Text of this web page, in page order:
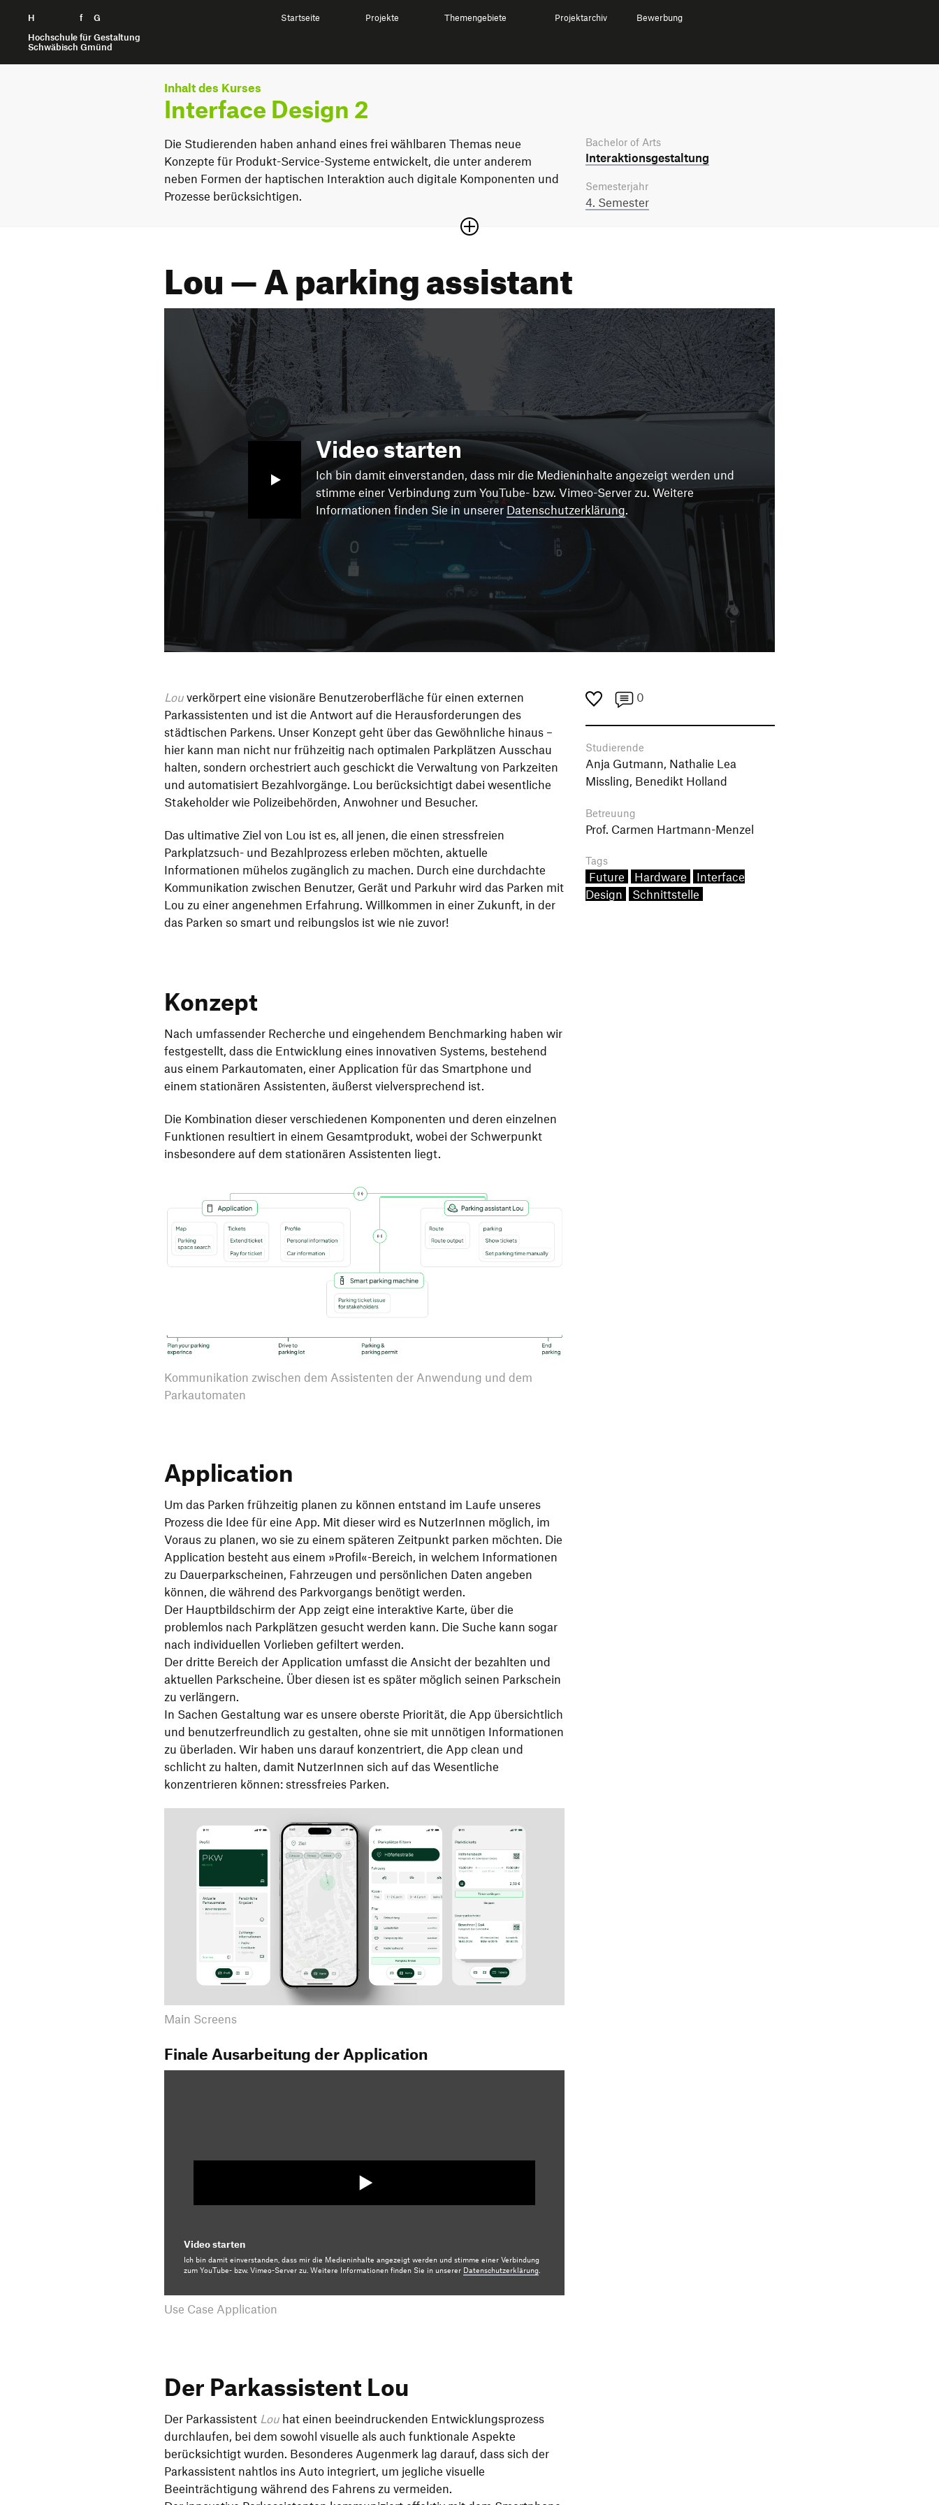
H f
G
Hochschule für Gestaltung
Schwäbisch Gmünd
Zum Seiteninhalt springen Startseite Projekte Themengebiete Projektarchiv Bewerbung
Inhalt des Kurses
Interface Design 2
Die Studierenden haben anhand eines frei wählbaren Themas neue
Konzepte für Produkt-Service-Systeme entwickelt, die unter anderem
neben Formen der haptischen Interaktion auch digitale Komponenten und
Prozesse berücksichtigen.
Bachelor of Arts
Interaktions­gestaltung
Semesterjahr
4. Semester
Lou — A parking assistant
Video starten
Ich bin damit einverstanden, dass mir die Medieninhalte angezeigt werden und
stimme einer Verbindung zum YouTube- bzw. Vimeo-Server zu. Weitere
Informationen finden Sie in unserer Datenschutzerklärung.
Lou verkörpert eine visionäre Benutzeroberfläche für einen externen
Parkassistenten und ist die Antwort auf die Herausforderungen des
städtischen Parkens. Unser Konzept geht über das Gewöhnliche hinaus –
hier kann man nicht nur frühzeitig nach optimalen Parkplätzen Ausschau
halten, sondern orchestriert auch geschickt die Verwaltung von Parkzeiten
und automatisiert Bezahlvorgänge. Lou berücksichtigt dabei wesentliche
Stakeholder wie Polizeibehörden, Anwohner und Besucher.
Das ultimative Ziel von Lou ist es, all jenen, die einen stressfreien
Parkplatzsuch- und Bezahlprozess erleben möchten, aktuelle
Informationen mühelos zugänglich zu machen. Durch eine durchdachte
Kommunikation zwischen Benutzer, Gerät und Parkuhr wird das Parken mit
Lou zu einer angenehmen Erfahrung. Willkommen in einer Zukunft, in der
das Parken so smart und reibungslos ist wie nie zuvor!
Konzept
Nach umfassender Recherche und eingehendem Benchmarking haben wir
festgestellt, dass die Entwicklung eines innovativen Systems, bestehend
aus einem Parkautomaten, einer Application für das Smartphone und
einem stationären Assistenten, äußerst vielversprechend ist.
Die Kombination dieser verschiedenen Komponenten und deren einzelnen
Funktionen resultiert in einem Gesamtprodukt, wobei der Schwerpunkt
insbesondere auf dem stationären Assistenten liegt.
Kommunikation zwischen dem Assistenten der Anwendung und dem
Parkautomaten
Application
Um das Parken frühzeitig planen zu können entstand im Laufe unseres
Prozess die Idee für eine App. Mit dieser wird es NutzerInnen möglich, im
Voraus zu planen, wo sie zu einem späteren Zeitpunkt parken möchten. Die
Application besteht aus einem »Profil«-Bereich, in welchem Informationen
zu Dauerparkscheinen, Fahrzeugen und persönlichen Daten angeben
können, die während des Parkvorgangs benötigt werden.
Der Hauptbildschirm der App zeigt eine interaktive Karte, über die
problemlos nach Parkplätzen gesucht werden kann. Die Suche kann sogar
nach individuellen Vorlieben gefiltert werden.
Der dritte Bereich der Application umfasst die Ansicht der bezahlten und
aktuellen Parkscheine. Über diesen ist es später möglich seinen Parkschein
zu verlängern.
In Sachen Gestaltung war es unsere oberste Priorität, die App übersichtlich
und benutzerfreundlich zu gestalten, ohne sie mit unnötigen Informationen
zu überladen. Wir haben uns darauf konzentriert, die App clean und
schlicht zu halten, damit NutzerInnen sich auf das Wesentliche
konzentrieren können: stressfreies Parken.
Main Screens
Finale Ausarbeitung der Application
Video starten
Ich bin damit einverstanden, dass mir die Medieninhalte angezeigt werden und stimme einer Verbindung
zum YouTube- bzw. Vimeo-Server zu. Weitere Informationen finden Sie in unserer Datenschutzerklärung
Use Case Application
Der Parkassistent Lou
Der Parkassistent Lou hat einen beeindruckenden Entwicklungsprozess
durchlaufen, bei dem sowohl visuelle als auch funktionale Aspekte
berücksichtigt wurden. Besonderes Augenmerk lag darauf, dass sich der
Parkassistent nahtlos ins Auto integriert, um jegliche visuelle
Beeinträchtigung während des Fahrens zu vermeiden.
0
Studierende
Anja Gutmann, Nathalie Lea
Missling, Benedikt Holland
Betreuung
Prof. Carmen Hartmann-Menzel
Tags
Future Hardware
Interface
Design
Schnittstelle